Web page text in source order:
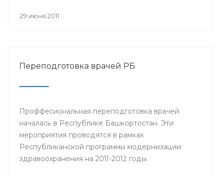
29 июня 2011
Переподготовка врачей РБ
Проффесиональная переподготовка врачей
началась в Республике Башкортостан. Эти
мероприятия проводятся в рамках
Республиканской программы модернизации
здравоохранения на 2011-2012 годы.